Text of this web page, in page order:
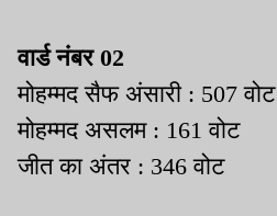
वार्ड नंबर 02
मोहम्मद सैफ अंसारी : 507 वोट
मोहम्मद असलम : 161 वोट
जीत का अंतर : 346 वोट